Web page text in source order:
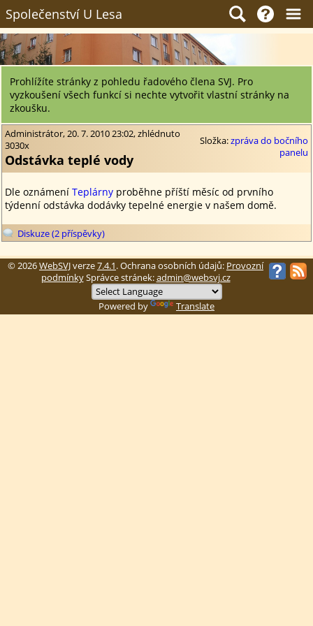
Společenství U Lesa
Prohlížíte stránky z pohledu řadového člena SVJ. Pro
vyzkoušení všech funkcí si nechte vytvořit vlastní stránky na
zkoušku.
Administrátor, 20. 7. 2010 23:02, zhlédnuto
3030x
Odstávka teplé vody
Složka:zpráva do bočního
panelu
Dle oznámení Teplárny proběhne příští měsíc od prvního
týdenní odstávka dodávky tepelné energie v našem domě.
Diskuze (2 příspěvky)
© 2026WebSVJverze7.4.1. Ochrana osobních údajů: Provozní
podmínkySprávce stránek:admin@websvj.cz
Powered by Translate